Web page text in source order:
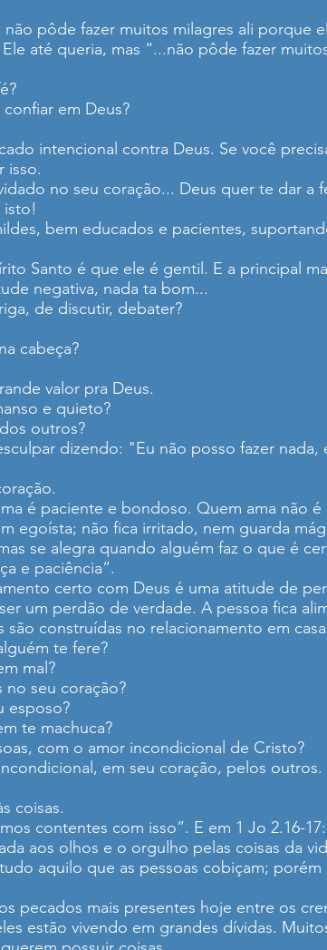
pôde fazer muitos milagres ali porque
até queria, mas “...não pôde fazer
em Deus?
intencional contra Deus. Se você
isso.
no seu coração... Deus quer te dar a
isto!
bem educados e pacientes,
Santo é que ele é gentil. E a principal
negativa, nada ta bom...
de discutir, debater?
cabeça?
valor pra Deus.
e quieto?
outros?
dizendo: "Eu não posso fazer nada,
é paciente e bondoso. Quem ama não
egoísta; não fica irritado, nem guarda
se alegra quando alguém faz o que é
e paciência”.
certo com Deus é uma atitude de
um perdão de verdade. A pessoa fica
construídas no relacionamento em
te fere?
mal?
no seu coração?
esposo?
te machuca?
com o amor incondicional de Cristo?
em seu coração, pelos outros.
coisas.
contentes com isso”. E em 1 Jo 2.16-
aos olhos e o orgulho pelas coisas da
aquilo que as pessoas cobiçam;
pecados mais presentes hoje entre os
estão vivendo em grandes dívidas.